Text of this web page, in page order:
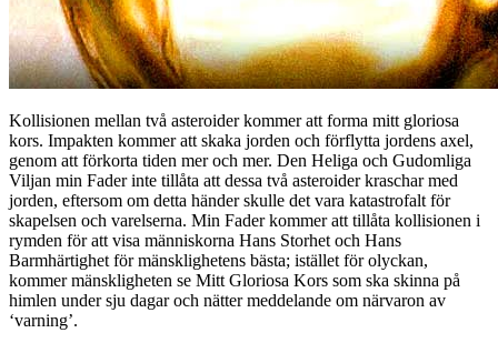
Kollisionen mellan två asteroider kommer att forma mitt gloriosa
kors. Impakten kommer att skaka jorden och förflytta jordens axel,
genom att förkorta tiden mer och mer. Den Heliga och Gudomliga
Viljan min Fader inte tillåta att dessa två asteroider kraschar med
jorden, eftersom om detta händer skulle det vara katastrofalt för
skapelsen och varelserna. Min Fader kommer att tillåta kollisionen i
rymden för att visa människorna Hans Storhet och Hans
Barmhärtighet för mänsklighetens bästa; istället för olyckan,
kommer mänskligheten se Mitt Gloriosa Kors som ska skinna på
himlen under sju dagar och nätter meddelande om närvaron av
‘varning’.